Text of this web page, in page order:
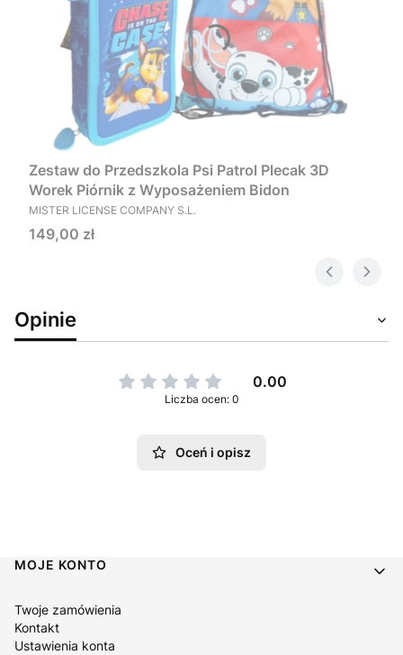
Zestaw do Przedszkola Psi Patrol Plecak 3D
Worek Piórnik z Wyposażeniem Bidon
PRODUCENT
MISTER LICENSE COMPANY S.L.
Cena
149,00 zł
Opinie
0.00
Liczba ocen: 0
Oceń i opisz
Linki w stopce
MOJE KONTO
Twoje zamówienia
Kontakt
Ustawienia konta